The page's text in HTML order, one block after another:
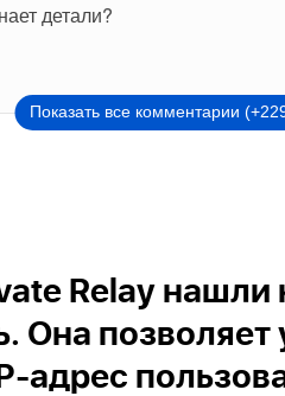
детали?
Показать все комментарии
Relay
Она позволяет
адрес